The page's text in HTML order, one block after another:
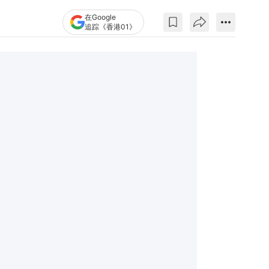
在Google
追踪《香港01》